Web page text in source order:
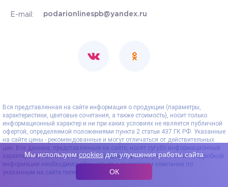
E-mail: podarionlinespb@yandex.ru
Вся представленная на сайте информация о продукции (параметры,
характеристики, цветовые сочетания, а также стоимость), носит только
информационный характер и ни при каких условиях не является публичной
офертой, определяемой положениями пункта 2 статьи 437 ГК РФ. Указанные
на сайте цены - рекомендованные и могут отличаться от действительных
цен. Все данные, представленные на сайте, носят сугубо информационный
характер и не являются исчерпывающими. Для получения более подробной
информации необходимо обращаться к операторам компании по
указанным на сайте телефонам.
Мы используемcookiesдля улучшения работы сайта
ОК